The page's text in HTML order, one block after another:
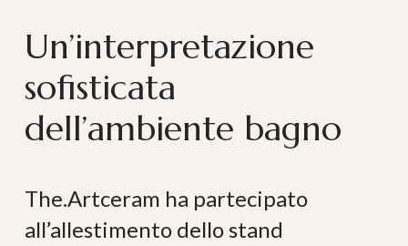
Un’interpretazione
sofisticata
dell’ambiente bagno
The.Artceram ha partecipato
all’allestimento dello stand